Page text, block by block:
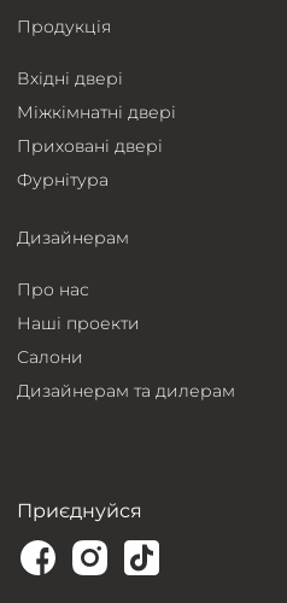
Продукція
Вхідні двері
Міжкімнатні двері
Приховані двері
Фурнітура
Дизайнерам
Про нас
Наші проекти
Салони
Дизайнерам та дилерам
Приєднуйся